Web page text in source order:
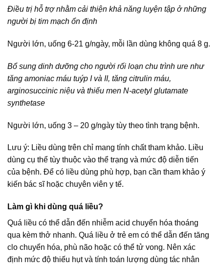
Điều trị hỗ trợ nhằm cải thiện khả năng luyện tập ở những
người bị tim mạch ổn định
Người lớn, uống 6-21 g/ngày, mỗi lần dùng không quá 8 g.
Bổ sung dinh dưỡng cho người rối loạn chu trình ure như
tăng amoniac máu tuýp I và II, tăng citrulin máu,
arginosuccinic niệu và thiếu men N-acetyl glutamate
synthetase
Người lớn, uống 3 – 20 g/ngày tùy theo tình trạng bệnh.
Lưu ý: Liều dùng trên chỉ mang tính chất tham khảo. Liều
dùng cụ thể tùy thuộc vào thể trạng và mức độ diễn tiến
của bệnh. Để có liều dùng phù hợp, bạn cần tham khảo ý
kiến bác sĩ hoặc chuyên viên y tế.
Làm gì khi dùng quá liều?
Quá liều có thể dẫn đến nhiễm acid chuyển hóa thoáng
qua kèm thở nhanh. Quá liều ở trẻ em có thể dẫn đến tăng
clo chuyển hóa, phù não hoặc có thể tử vong. Nên xác
định mức độ thiếu hụt và tính toán lượng dùng tác nhân